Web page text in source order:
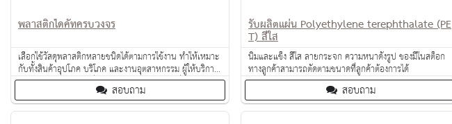
พลาสติกไดคัทครบวงจร
เลือกใช้วัสดุพลาสติกหลายชนิดได้ตามการใช้งาน ทำให้เหมาะ
กับทั้งสินค้าอุปโภค บริโภค และงานอุตสาหกรรม ผู้ให้บริการ
รับผลิตพลาสติกไดคัทที่มีประสบการณ์มักจะมีเครื่องจักรทัน
สมัย ทีมงานคุณภาพ และบริการครบวงจร ช่วยให้ลูกค้าได้รับ
งานตรงเวลา สวยงาม และตรงตามแบบที่ต้องการอย่างมือ
สอบถาม
รับผลิตแผ่น Polyethylene terephthalate (PE
T) สีใส
นิ่มและแข็ง สีใส ลายกระจก ความหนาดังรูป ของมีในสต็อก
ทางลูกค้าสามารถตัดตามขนาดที่ลูกค้าต้องการได้
สอบถาม